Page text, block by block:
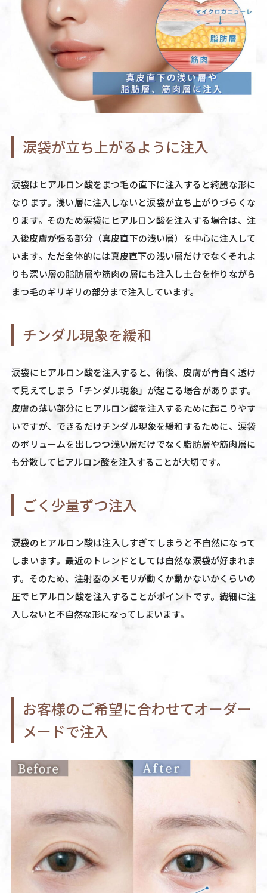
涙袋が立ち上がるように注入
涙袋はヒアルロン酸をまつ毛の直下に注入すると綺麗な形に
なります。浅い層に注入しないと涙袋が立ち上がりづらくな
ります。そのため涙袋にヒアルロン酸を注入する場合は、注
入後皮膚が張る部分（真皮直下の浅い層）を中心に注入して
います。ただ全体的には真皮直下の浅い層だけでなくそれよ
りも深い層の脂肪層や筋肉の層にも注入し土台を作りながら
まつ毛のギリギリの部分まで注入しています。
チンダル現象を緩和
涙袋にヒアルロン酸を注入すると、術後、皮膚が青白く透け
て見えてしまう「チンダル現象」が起こる場合があります。
皮膚の薄い部分にヒアルロン酸を注入するために起こりやす
いですが、できるだけチンダル現象を緩和するために、涙袋
のボリュームを出しつつ浅い層だけでなく脂肪層や筋肉層に
も分散してヒアルロン酸を注入することが大切です。
ごく少量ずつ注入
涙袋のヒアルロン酸は注入しすぎてしまうと不自然になって
しまいます。最近のトレンドとしては自然な涙袋が好まれま
す。そのため、注射器のメモリが動くか動かないかくらいの
圧でヒアルロン酸を注入することがポイントです。繊細に注
入しないと不自然な形になってしまいます。
お客様のご希望に合わせてオーダー
メードで注入